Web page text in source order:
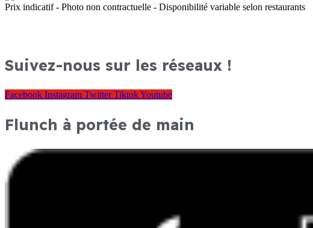
Prix indicatif - Photo non contractuelle - Disponibilité variable selon restaurants
Suivez-nous sur les réseaux !
Facebook Instagram Twitter TiktokYoutube
Flunch à portée de main